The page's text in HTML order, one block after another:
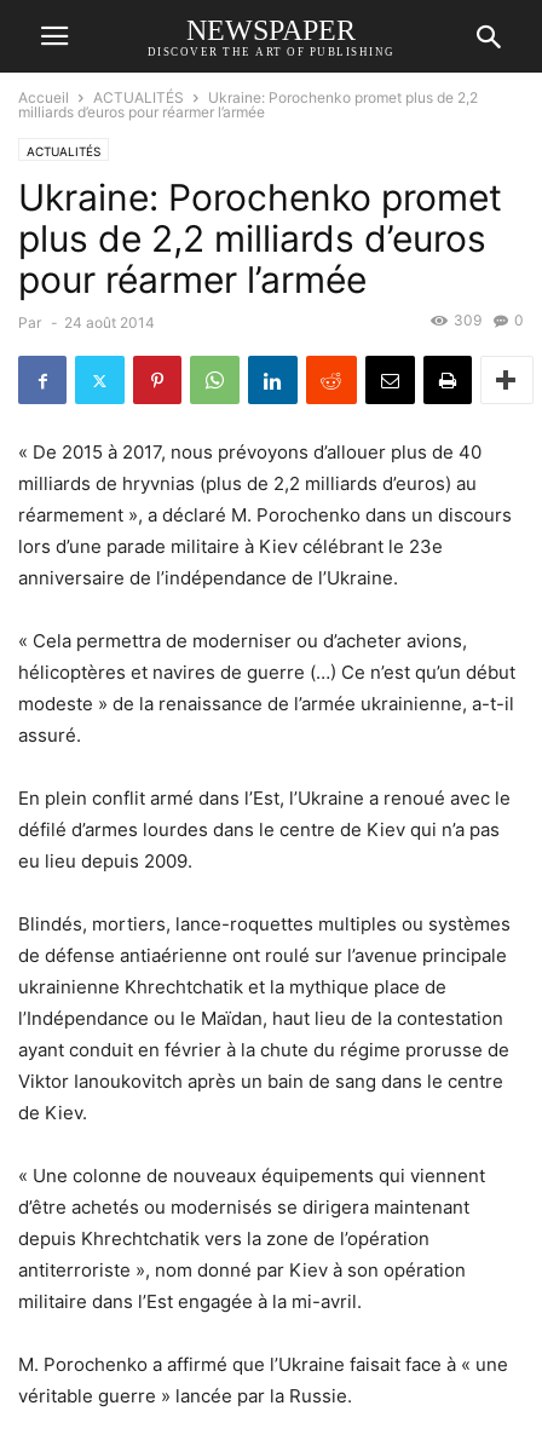
NEWSPAPER
DISCOVER THE ART OF PUBLISHING
Accueil ACTUALITÉS
Ukraine: Porochenko promet plus de 2,2
milliards d’euros pour réarmer l’armée
ACTUALITÉS
Ukraine: Porochenko promet
plus de 2,2 milliards d’euros
pour réarmer l’armée
Par - 24 août 2014 0
309
« De 2015 à 2017, nous prévoyons d’allouer plus de 40
milliards de hryvnias (plus de 2,2 milliards d’euros) au
réarmement », a déclaré M. Porochenko dans un discours
lors d’une parade militaire à Kiev célébrant le 23e
anniversaire de l’indépendance de l’Ukraine.
« Cela permettra de moderniser ou d’acheter avions,
hélicoptères et navires de guerre (…) Ce n’est qu’un début
modeste » de la renaissance de l’armée ukrainienne, a-t-il
assuré.
En plein conflit armé dans l’Est, l’Ukraine a renoué avec le
défilé d’armes lourdes dans le centre de Kiev qui n’a pas
eu lieu depuis 2009.
Blindés, mortiers, lance-roquettes multiples ou systèmes
de défense antiaérienne ont roulé sur l’avenue principale
ukrainienne Khrechtchatik et la mythique place de
l’Indépendance ou le Maïdan, haut lieu de la contestation
ayant conduit en février à la chute du régime prorusse de
Viktor Ianoukovitch après un bain de sang dans le centre
de Kiev.
« Une colonne de nouveaux équipements qui viennent
d’être achetés ou modernisés se dirigera maintenant
depuis Khrechtchatik vers la zone de l’opération
antiterroriste », nom donné par Kiev à son opération
militaire dans l’Est engagée à la mi-avril.
M. Porochenko a affirmé que l’Ukraine faisait face à « une
véritable guerre » lancée par la Russie.